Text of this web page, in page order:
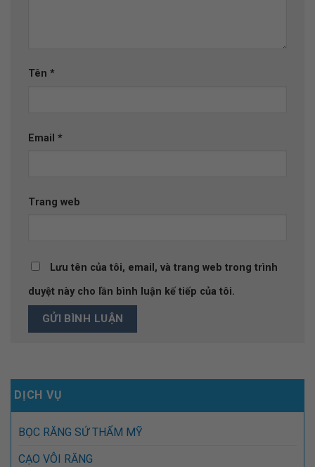
Tên *
Email *
Trang web
Lưu tên của tôi, email, và trang web trong trình
duyệt này cho lần bình luận kế tiếp của tôi.
DỊCH VỤ
BỌC RĂNG SỨ THẨM MỸ
CẠO VÔI RĂNG